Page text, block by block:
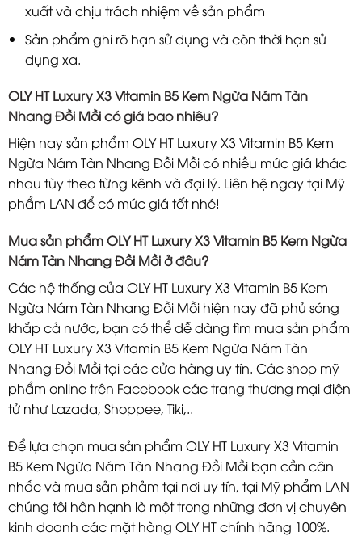
xuất và chịu trách nhiệm về sản phẩm
Sản phẩm ghi rõ hạn sử dụng và còn thời hạn sử
dụng xa.
OLY HT Luxury X3 Vitamin B5 Kem Ngừa Nám Tàn
Nhang Đồi Mồi có giá bao nhiêu?
Hiện nay sản phẩm OLY HT Luxury X3 Vitamin B5 Kem
Ngừa Nám Tàn Nhang Đồi Mồi có nhiều mức giá khác
nhau tùy theo từng kênh và đại lý. Liên hệ ngay tại Mỹ
phẩm LAN để có mức giá tốt nhé!
Mua sản phẩm OLY HT Luxury X3 Vitamin B5 Kem Ngừa
Nám Tàn Nhang Đồi Mồi ở đâu?
Các hệ thống của OLY HT Luxury X3 Vitamin B5 Kem
Ngừa Nám Tàn Nhang Đồi Mồi hiện nay đã phủ sóng
khắp cả nước, bạn có thể dễ dàng tìm mua sản phẩm
OLY HT Luxury X3 Vitamin B5 Kem Ngừa Nám Tàn
Nhang Đồi Mồi tại các cửa hàng uy tín. Các shop mỹ
phẩm online trên Facebook các trang thương mại điện
tử như Lazada, Shoppee, Tiki,..
Để lựa chọn mua sản phẩm OLY HT Luxury X3 Vitamin
B5 Kem Ngừa Nám Tàn Nhang Đồi Mồi bạn cần cân
nhắc và mua sản phảm tại nơi uy tín, tại Mỹ phẩm LAN
chúng tôi hân hạnh là một trong những đơn vị chuyên
kinh doanh các mặt hàng OLY HT chính hãng 100%.